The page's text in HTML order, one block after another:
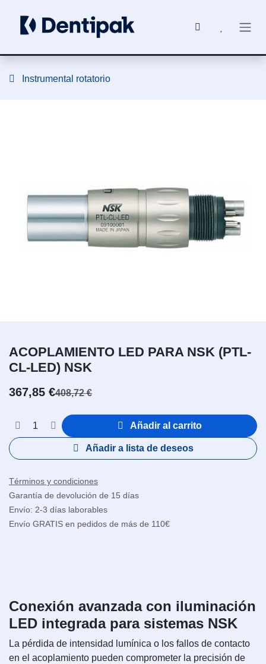
Instrumental rotatorio
ACOPLAMIENTO LED PARA NSK (PTL-
CL-LED) NSK
367,85 €408,72€
Añadir al carrito
Añadir a lista de deseos
Términos y condiciones
Garantía de devolución de 15 días
Envío: 2-3 días laborables
Envío GRATIS en pedidos de más de 110€
Conexión avanzada con iluminación
LED integrada para sistemas NSK
La pérdida de intensidad lumínica o los fallos de contacto
en el acoplamiento pueden comprometer la precisión de